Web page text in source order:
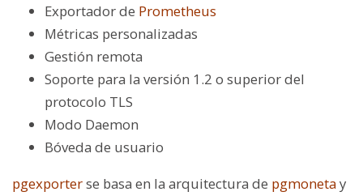
Exportador de Prometheus
Métricas personalizadas
Gestión remota
Soporte para la versión 1.2 o superior del
protocolo TLS
Modo Daemon
Bóveda de usuario
pgexporterse basa en la arquitectura de pgmonetay